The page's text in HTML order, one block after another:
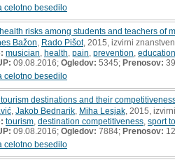
celotno besedilo
risks among students and teachers of
Bažon Rado Pišot, 2015, izvirni
musician health pain prevention education
09.08.2016; Ogledov: 5345; Prenosov: 39
celotno besedilo
destinations and their
Jakob Bednarik Miha Lesjak , 2015,
tourism destination competitiveness sport
09.08.2016; Ogledov: 7884; Prenosov:
celotno besedilo